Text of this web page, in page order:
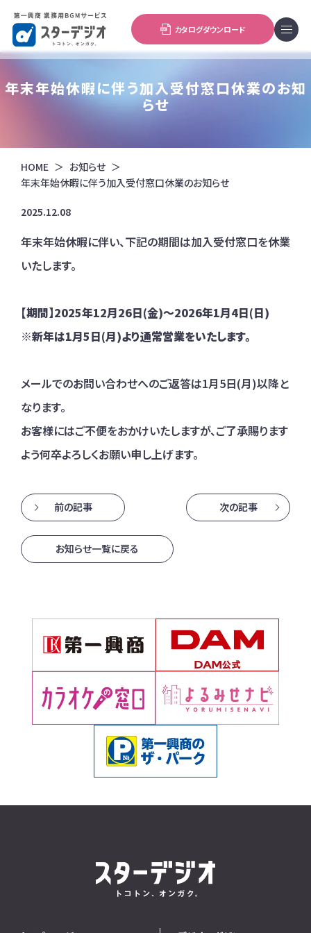
カタログダウンロード
年末年始休暇に伴う加入受付窓口休業のお知
らせ
HOME
お知らせ
年末年始休暇に伴う加入受付窓口休業のお知らせ
2025.12.08
年末年始休暇に伴い、下記の期間は加入受付窓口を休業
いたします。
【期間】2025年12月26日(金)～2026年1月4日(日)
※新年は1月5日(月)より通常営業をいたします。
メールでのお問い合わせへのご返答は1月5日(月)以降と
なります。
お客様にはご不便をおかけいたしますが、ご了承賜ります
よう何卒よろしくお願い申し上げます。
前の記事 次の記事
お知らせ一覧に戻る